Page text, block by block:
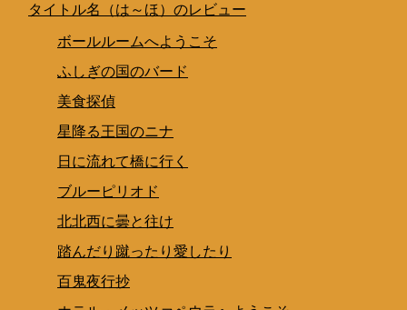
タイトル名（は～ほ）のレビュー
ボールルームへようこそ
ふしぎの国のバード
美食探偵
星降る王国のニナ
日に流れて橋に行く
ブルーピリオド
北北西に曇と往け
踏んだり蹴ったり愛したり
百鬼夜行抄